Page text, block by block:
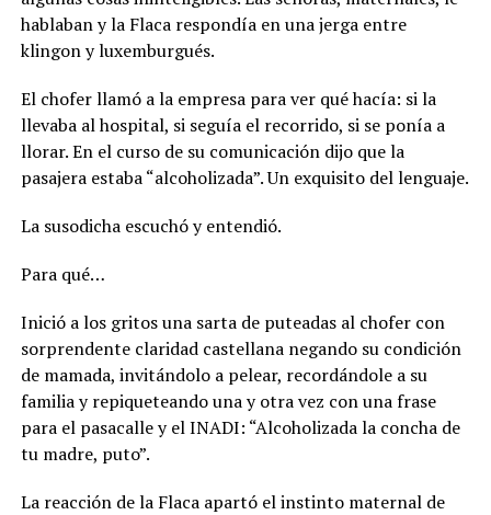
hablaban y la Flaca respondía en una jerga entre
klingon y luxemburgués.
El chofer llamó a la empresa para ver qué hacía: si la
llevaba al hospital, si seguía el recorrido, si se ponía a
llorar. En el curso de su comunicación dijo que la
pasajera estaba “alcoholizada”. Un exquisito del lenguaje.
La susodicha escuchó y entendió.
Para qué…
Inició a los gritos una sarta de puteadas al chofer con
sorprendente claridad castellana negando su condición
de mamada, invitándolo a pelear, recordándole a su
familia y repiqueteando una y otra vez con una frase
para el pasacalle y el INADI: “Alcoholizada la concha de
tu madre, puto”.
La reacción de la Flaca apartó el instinto maternal de